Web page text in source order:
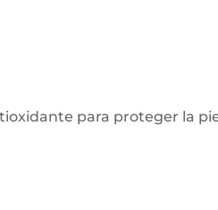
para proteger la